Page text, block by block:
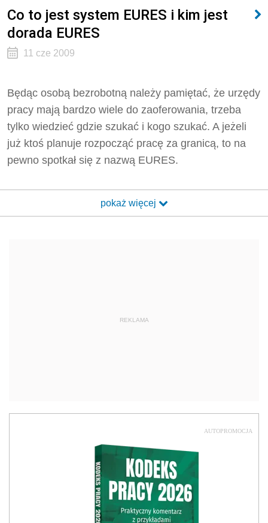
Co to jest system EURES i kim jest
dorada EURES
11 cze 2009
Będąc osobą bezrobotną należy pamiętać, że urzędy
pracy mają bardzo wiele do zaoferowania, trzeba
tylko wiedzieć gdzie szukać i kogo szukać. A jeżeli
już ktoś planuje rozpocząć pracę za granicą, to na
pewno spotkał się z nazwą EURES.
pokaż więcej
REKLAMA
AUTOPROMOCJA